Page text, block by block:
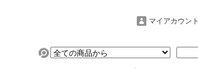
マイアカウント